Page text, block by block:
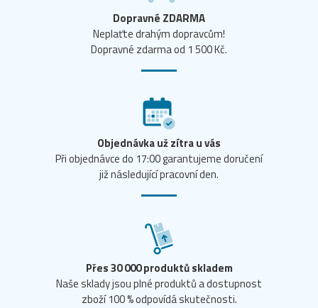
Dopravné ZDARMA
Neplaťte drahým dopravcům!
Dopravné zdarma od 1 500 Kč.
Objednávka už zítra u vás
Při objednávce do 17:00 garantujeme doručení
již následující pracovní den.
Přes 30 000 produktů skladem
Naše sklady jsou plné produktů a dostupnost
zboží 100 % odpovídá skutečnosti.